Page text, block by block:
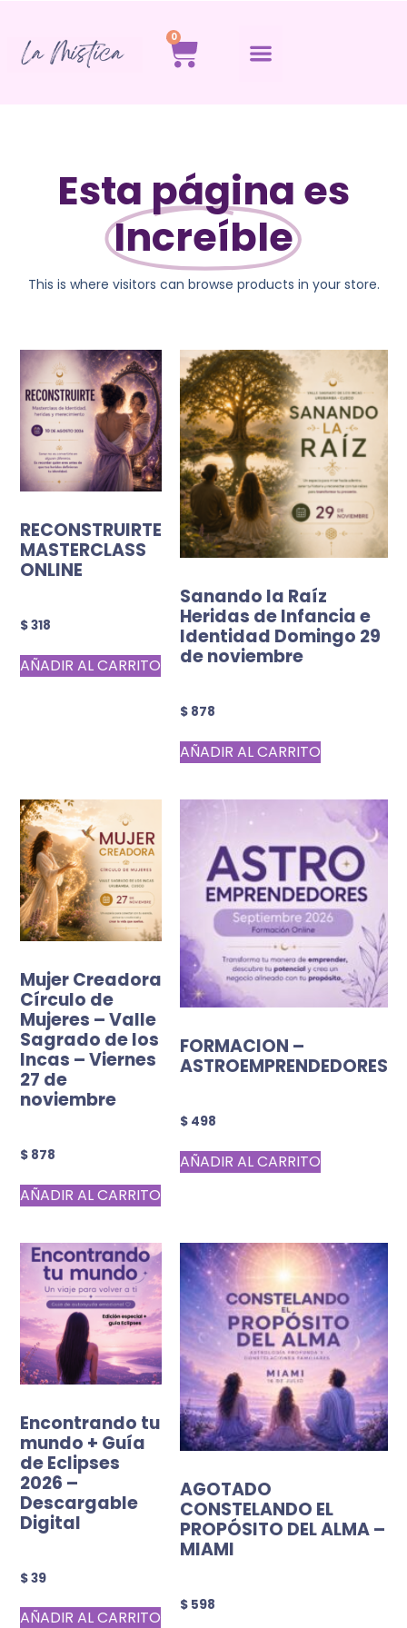
0
Esta página es
Increíble
This is where visitors can browse products in your store.
RECONSTRUIRTE
MASTERCLASS
ONLINE
$318
AÑADIR AL CARRITO
Sanando la Raíz
Heridas de Infancia e
Identidad Domingo 29
de noviembre
$ 878
AÑADIR AL CARRITO
Mujer Creadora
Círculo de
Mujeres – Valle
Sagrado de los
Incas – Viernes
27 de
noviembre
$ 878
AÑADIR AL CARRITO
FORMACION –
ASTROEMPRENDEDORES
$ 498
AÑADIR AL CARRITO
Encontrando tu
mundo + Guía
de Eclipses
2026 –
Descargable
Digital
$39
AÑADIR AL CARRITO
AGOTADO
CONSTELANDO EL
PROPÓSITO DEL ALMA –
MIAMI
$ 598